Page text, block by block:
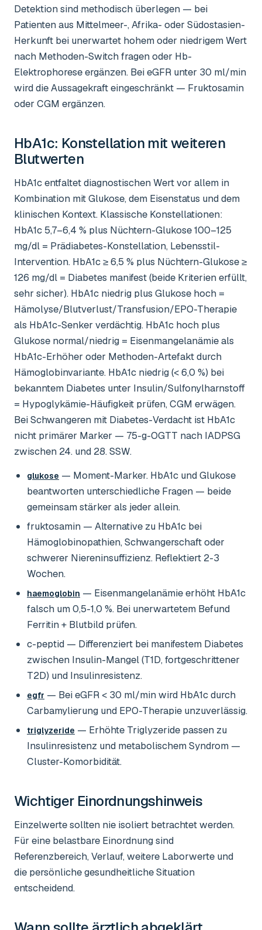
Detektion sind methodisch überlegen — bei
Patienten aus Mittelmeer-, Afrika- oder Südostasien-
Herkunft bei unerwartet hohem oder niedrigem Wert
nach Methoden-Switch fragen oder Hb-
Elektrophorese ergänzen. Bei eGFR unter 30 ml/min
wird die Aussagekraft eingeschränkt — Fruktosamin
oder CGM ergänzen.
HbA1c: Konstellation mit weiteren
Blutwerten
HbA1c entfaltet diagnostischen Wert vor allem in
Kombination mit Glukose, dem Eisenstatus und dem
klinischen Kontext. Klassische Konstellationen:
HbA1c 5,7–6,4 % plus Nüchtern-Glukose 100–125
mg/dl = Prädiabetes-Konstellation, Lebensstil-
Intervention. HbA1c ≥ 6,5 % plus Nüchtern-Glukose ≥
126 mg/dl = Diabetes manifest (beide Kriterien erfüllt,
sehr sicher). HbA1c niedrig plus Glukose hoch =
Hämolyse/Blutverlust/Transfusion/EPO-Therapie
als HbA1c-Senker verdächtig. HbA1c hoch plus
Glukose normal/niedrig = Eisenmangelanämie als
HbA1c-Erhöher oder Methoden-Artefakt durch
Hämoglobinvariante. HbA1c niedrig (< 6,0 %) bei
bekanntem Diabetes unter Insulin/Sulfonylharnstoff
= Hypoglykämie-Häufigkeit prüfen, CGM erwägen.
Bei Schwangeren mit Diabetes-Verdacht ist HbA1c
nicht primärer Marker — 75-g-OGTT nach IADPSG
zwischen 24. und 28. SSW.
glukose — Moment-Marker. HbA1c und Glukose
beantworten unterschiedliche Fragen — beide
gemeinsam stärker als jeder allein.
fruktosamin — Alternative zu HbA1c bei
Hämoglobinopathien, Schwangerschaft oder
schwerer Niereninsuffizienz. Reflektiert 2-3
Wochen.
haemoglobin — Eisenmangelanämie erhöht HbA1c
falsch um 0,5-1,0 %. Bei unerwartetem Befund
Ferritin + Blutbild prüfen.
c-peptid — Differenziert bei manifestem Diabetes
zwischen Insulin-Mangel (T1D, fortgeschrittener
T2D) und Insulinresistenz.
egfr — Bei eGFR < 30 ml/min wird HbA1c durch
Carbamylierung und EPO-Therapie unzuverlässig.
triglyzeride — Erhöhte Triglyzeride passen zu
Insulinresistenz und metabolischem Syndrom —
Cluster-Komorbidität.
Wichtiger Einordnungshinweis
Einzelwerte sollten nie isoliert betrachtet werden.
Für eine belastbare Einordnung sind
Referenzbereich, Verlauf, weitere Laborwerte und
die persönliche gesundheitliche Situation
entscheidend.